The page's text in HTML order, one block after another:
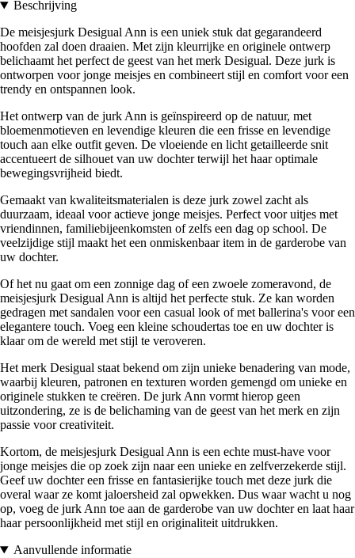
Beschrijving
De meisjesjurk Desigual Ann is een uniek stuk dat gegarandeerd
hoofden zal doen draaien. Met zijn kleurrijke en originele ontwerp
belichaamt het perfect de geest van het merk Desigual. Deze jurk is
ontworpen voor jonge meisjes en combineert stijl en comfort voor een
trendy en ontspannen look.
Het ontwerp van de jurk Ann is geïnspireerd op de natuur, met
bloemenmotieven en levendige kleuren die een frisse en levendige
touch aan elke outfit geven. De vloeiende en licht getailleerde snit
accentueert de silhouet van uw dochter terwijl het haar optimale
bewegingsvrijheid biedt.
Gemaakt van kwaliteitsmaterialen is deze jurk zowel zacht als
duurzaam, ideaal voor actieve jonge meisjes. Perfect voor uitjes met
vriendinnen, familiebijeenkomsten of zelfs een dag op school. De
veelzijdige stijl maakt het een onmiskenbaar item in de garderobe van
uw dochter.
Of het nu gaat om een zonnige dag of een zwoele zomeravond, de
meisjesjurk Desigual Ann is altijd het perfecte stuk. Ze kan worden
gedragen met sandalen voor een casual look of met ballerina's voor een
elegantere touch. Voeg een kleine schoudertas toe en uw dochter is
klaar om de wereld met stijl te veroveren.
Het merk Desigual staat bekend om zijn unieke benadering van mode,
waarbij kleuren, patronen en texturen worden gemengd om unieke en
originele stukken te creëren. De jurk Ann vormt hierop geen
uitzondering, ze is de belichaming van de geest van het merk en zijn
passie voor creativiteit.
Kortom, de meisjesjurk Desigual Ann is een echte must-have voor
jonge meisjes die op zoek zijn naar een unieke en zelfverzekerde stijl.
Geef uw dochter een frisse en fantasierijke touch met deze jurk die
overal waar ze komt jaloersheid zal opwekken. Dus waar wacht u nog
op, voeg de jurk Ann toe aan de garderobe van uw dochter en laat haar
haar persoonlijkheid met stijl en originaliteit uitdrukken.
Aanvullende informatie